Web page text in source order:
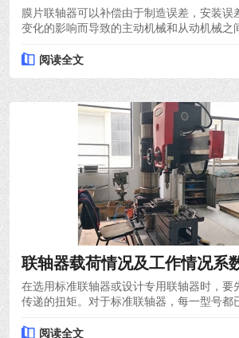
膜片联轴器可以补偿由于制造误差，安装误
变化的影响而导致的主动机械和从动机械之
阅读全文
联轴器载荷情况及工作情况系
在选用标准联轴器或设计专用联轴器时，要
传递的扭矩。对于标准联轴器，每一型号都
阅读全文